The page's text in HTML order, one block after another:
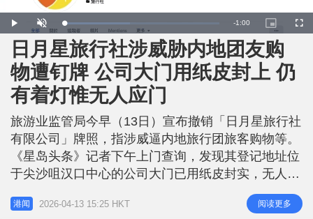
P
l
a
y
U
n
m
u
t
e
L
o
a
d
d
:
4
2
.
7
2
R
e
m
n
n
-1:00
P
i
c
u
c
t
r
e
F
u
日月星旅行社涉威胁内地团友购
物遭钉牌 公司大门用纸皮封上 仍
有着灯惟无人应门
旅游业监管局今早（13日）宣布撤销「日月星旅行社
有限公司」牌照，指涉威逼内地旅行团旅客购物等。
《星岛头条》记者下午上门查询，发现其登记地址位
于尖沙咀汉口中心的公司大门已用纸皮封实，无人应
门。 公司内仍亮灯 惟记者按钟无人应门 记者上楼后
所见，公司玻璃正门已用纸皮和纸张完全封住，透过
港闻 2026-04-13 15:25 HKT 阅读更多